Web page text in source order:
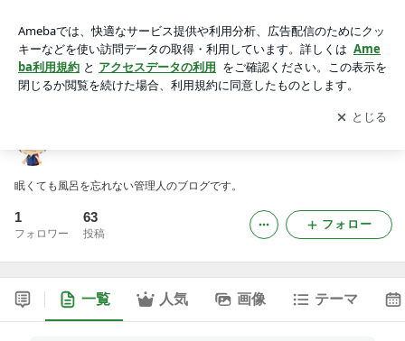
アプリをダウンロードして ブログの更新通知
を受け取りまし
ょう。
開く
眠くても風呂を忘れない管理人のブログです。
1
フォロワー
63
投稿
フォロー
一覧 人気 画像 テーマ